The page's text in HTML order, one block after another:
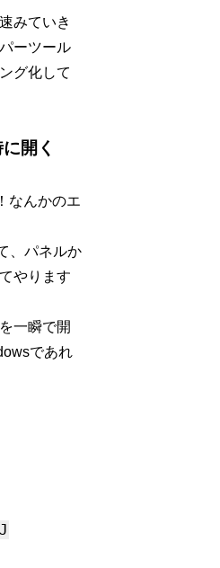
みていき
ーツール
グ化して
開く
なんかのエ
、パネルか
やります
一瞬で開
であれ